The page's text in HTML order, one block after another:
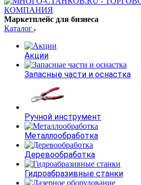
Маркетплейс для бизнеса
Каталог
Акции
Запасные части и оснастка
Ручной инструмент
Металлообработка
Деревообработка
Гидроабразивные станки